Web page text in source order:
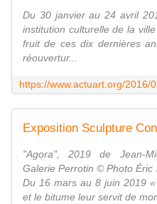
Du 30 janvier au 24 avril
institution culturelle de la
fruit de ces dix dernières
réouvertur...
"Agora", 2019 de Jean-
Galerie Perrotin © Photo Éric
Du 16 mars au 8 juin 2019
et le bitume leur servit de